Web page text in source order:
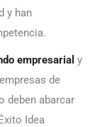
y han
empresarial y
de
deben abarcar
Idea